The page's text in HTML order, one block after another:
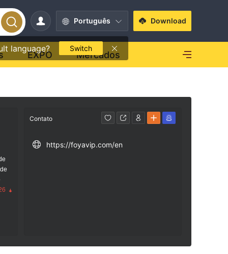
Português
language? Switch
Download
EXPO Mercados
Contato
https://foyavip.com/en